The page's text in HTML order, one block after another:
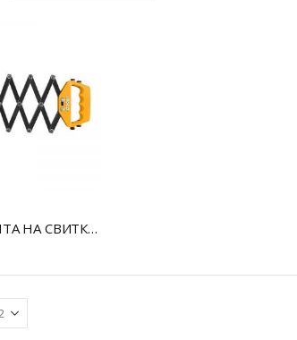
ПОП КЛЕШТА НА СВИТКУВАЊЕ